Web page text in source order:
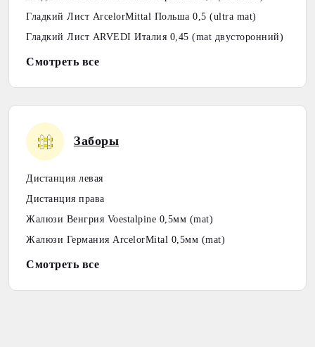
Гладкий Лист ArcelorMittal Польша 0,5 (ultra mat)
Гладкий Лист ARVEDI Италия 0,45 (mat двусторонний)
Смотреть все
Заборы
Дистанция левая
Дистанция права
Жалюзи Венгрия Voestalpine 0,5мм (mat)
Жалюзи Германия ArcelorMital 0,5мм (mat)
Смотреть все